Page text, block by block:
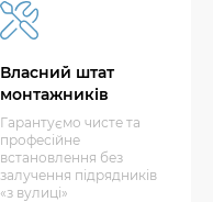
Власний штат
монтажників
Гарантуємо чисте та
професійне
встановлення без
залучення підрядників
«з вулиці»